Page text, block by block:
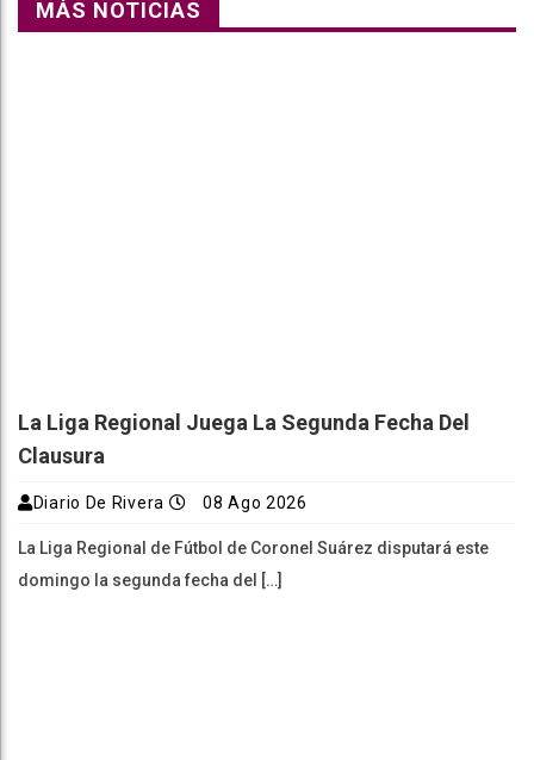
MÁS NOTICIAS
La Liga Regional Juega La Segunda Fecha Del
Clausura
Diario De Rivera 08 Ago 2026
La Liga Regional de Fútbol de Coronel Suárez disputará este
domingo la segunda fecha del […]